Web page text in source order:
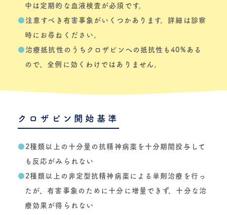
中は定期的な血液検査が必須です。
● 注意すべき有害事象がいくつかあります。詳細は診察
時にお尋ねください。
● 治療抵抗性のうちクロザピンへの抵抗性も40%ある
ので、全例に効くわけではありません。
クロザピン開始基準
● 2種類以上の十分量の抗精神病薬を十分期間投与して
も反応がみられない
● 2種類以上の非定型抗精神病薬による単剤治療を行っ
たが、有害事象のために十分に増量できず、十分な治
療効果が得られない